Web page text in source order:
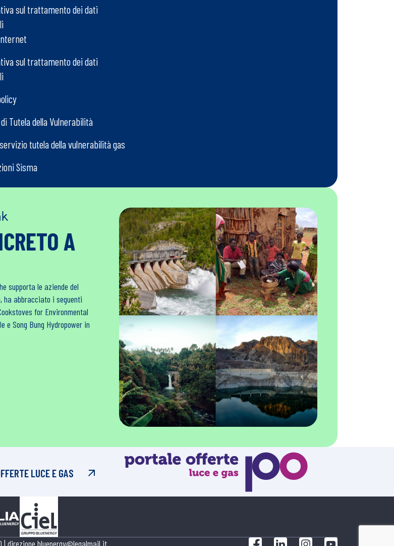
sul trattamento dei dati
sul trattamento dei dati
Tutela della Vulnerabilità
tutela della vulnerabilità gas
Sisma
A
supporta le aziende del
ha abbracciato i seguenti
for Environmental
Song Bung Hydropower in
LUCE E GAS
| direzione.bluenergy@legalmail.it